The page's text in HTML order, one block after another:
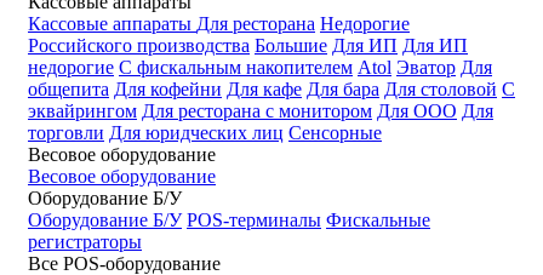
Кассовые аппараты Для ресторана Недорогие
Российского производства Большие Для ИП Для ИП
недорогие С фискальным накопителем Atol Эватор Для
общепита Для кофейни Для кафе Для бара Для столовой С
эквайрингом Для ресторана с монитором Для ООО Для
торговли Для юридческих лиц Сенсорные
Весовое оборудование
Весовое оборудование
Оборудование Б/У
Оборудование Б/У POS-терминалы Фискальные
регистраторы
Все POS-оборудование